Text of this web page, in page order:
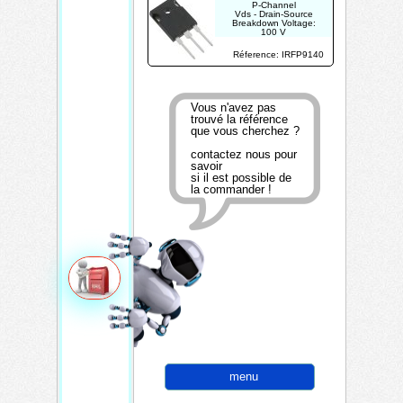
Vous n'avez pas
trouvé la référence
que vous cherchez ?
contactez nous pour
savoir
si il est possible de
la commander !
P-Channel
Vds - Drain-Source
Breakdown Voltage:
100 V
Current: 21 A
Rds On - Drain-Source
Resistance: 200
Réference: IRFP9140
menu